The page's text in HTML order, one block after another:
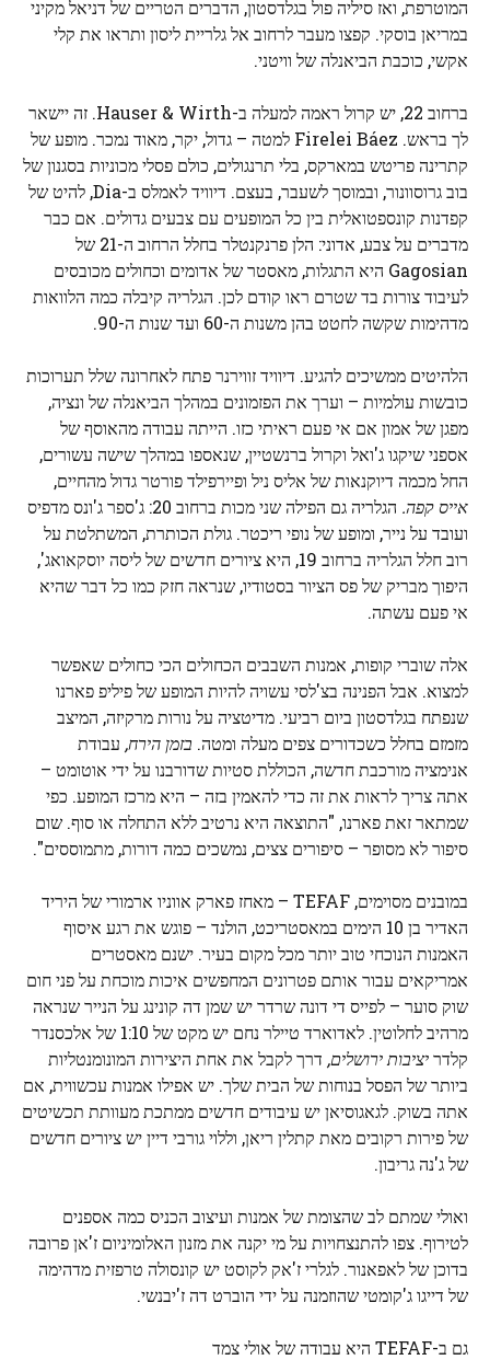
המוטרפת, ואז סיליה פול בגלדסטון, הדברים הטריים של דניאל מקיני
במריאן בוסקי. קפצו מעבר לרחוב אל גלריית ליסון ותראו את קלי
אקשי, כוכבת הביאנלה של וויטני.
ברחוב 22, יש קרול ראמה למעלה ב-Hauser & Wirth. זה יישאר
לך בראש. Firelei Báez למטה – גדול, יקר, מאוד נמכר. מופע של
קתרינה פריטש במארקס, בלי תרנגולים, כולם פסלי מכוניות בסגנון של
בוב גרוסוונור, ובמוסך לשעבר, בעצם. דיוויד לאמלס ב-Dia, להיט של
קפדנות קונספטואלית בין כל המופעים עם צבעים גדולים. אם כבר
מדברים על צבע, אדוני: הלן פרנקנטלר בחלל הרחוב ה-21 של
Gagosian היא התגלות, מאסטר של אדומים וכחולים מכובסים
לעיבוד צורות בד שטרם ראו קודם לכן. הגלריה קיבלה כמה הלוואות
מדהימות שקשה לחטט בהן משנות ה-60 ועד שנות ה-90.
הלהיטים ממשיכים להגיע. דיוויד זווירנר פתח לאחרונה שלל תערוכות
כובשות עולמיות – וערך את הפזמונים במהלך הביאנלה של ונציה,
מפגן של אמון אם אי פעם ראיתי כזו. הייתה עבודה מהאוסף של
אספני שיקגו ג'ואל וקרול ברנשטיין, שנאספו במהלך שישה עשורים,
החל מכמה דיוקנאות של אליס ניל ופיירפילד פורטר גדול מהחיים,
אייס קפה.
הגלריה גם הפילה שני מכות ברחוב 20: ג'ספר ג'ונס מדפיס
ועובד על נייר, ומופע של נופי ריכטר. גולת הכותרת, המשתלטת על
רוב חלל הגלריה ברחוב 19, היא ציורים חדשים של ליסה יוסקאואג',
היפוך מבריק של פס הציור בסטודיו, שנראה חזק כמו כל דבר שהיא
אי פעם עשתה.
אלה שוברי קופות, אמנות השבבים הכחולים הכי כחולים שאפשר
למצוא. אבל הפנינה בצ'לסי עשויה להיות המופע של פיליפ פארנו
שנפתח בגלדסטון ביום רביעי. מדיטציה על נורות מרקיזה, המיצב
מזמזם בחלל כשכדורים צפים מעלה ומטה. בזמן הירח, עבודת
אנימציה מורכבת חדשה, הכוללת סטיות שדורבנו על ידי אוטומט –
אתה צריך לראות את זה כדי להאמין בזה – היא מרכז המופע. כפי
שמתאר זאת פארנו, "התוצאה היא נרטיב ללא התחלה או סוף. שום
סיפור לא מסופר – סיפורים צצים, נמשכים כמה דורות, מתמוססים".
במובנים מסוימים, TEFAF – מאחז פארק אווניו ארמורי של היריד
האדיר בן 10 הימים במאסטריכט, הולנד – פוגש את רגע איסוף
האמנות הנוכחי טוב יותר מכל מקום בעיר. ישנם מאסטרים
אמריקאים עבור אותם פטרונים המחפשים איכות מוכחת על פני חום
שוק סוער – לפייס די דונה שרדר יש שמן דה קונינג על הנייר שנראה
מרהיב לחלוטין. לאדוארד טיילר נחם יש מקט של 1:10 של אלכסנדר
קלדריציבות ירושלים, דרך לקבל את אחת היצירות המונומנטליות
ביותר של הפסל בנוחות של הבית שלך. יש אפילו אמנות עכשווית, אם
אתה בשוק. לגאגוסיאן יש עיבודים חדשים ממתכת מעוותת תכשיטים
של פירות רקובים מאת קתלין ריאן, וללוי גורבי דיין יש ציורים חדשים
של ג'נה גריבון.
ואולי שמתם לב שהצומת של אמנות ועיצוב הכניס כמה אספנים
לטירוף. צפו להתנצחויות על מי יקנה את מזנון האלומיניום ז'אן פרובה
בדוכן של לאפאנור. לגלרי ז'אק לקוסט יש קונסולה טרפזית מדהימה
של דייגו ג'קומטי שהוזמנה על ידי הוברט דה ז'יבנשי.
גם ב-TEFAF היא עבודה של אולי צמד